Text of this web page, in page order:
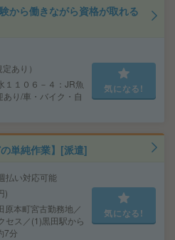
から働きながら資格が取れる
あり）
１１０６－４：JR魚
り/車・バイク・自
気になる!
単純作業】[派遣]
払い対応可能
)
原本町宮古勤務地／
セス／(1)黒田駅から
7分
気になる!